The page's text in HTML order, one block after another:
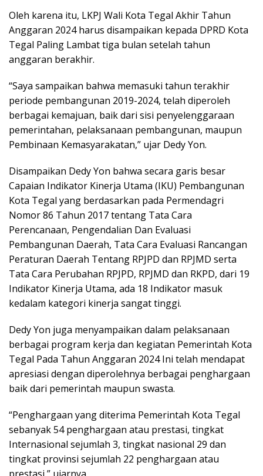
Oleh karena itu, LKPJ Wali Kota Tegal Akhir Tahun
Anggaran 2024 harus disampaikan kepada DPRD Kota
Tegal Paling Lambat tiga bulan setelah tahun
anggaran berakhir.
“Saya sampaikan bahwa memasuki tahun terakhir
periode pembangunan 2019-2024, telah diperoleh
berbagai kemajuan, baik dari sisi penyelenggaraan
pemerintahan, pelaksanaan pembangunan, maupun
Pembinaan Kemasyarakatan,” ujar Dedy Yon.
Disampaikan Dedy Yon bahwa secara garis besar
Capaian Indikator Kinerja Utama (IKU) Pembangunan
Kota Tegal yang berdasarkan pada Permendagri
Nomor 86 Tahun 2017 tentang Tata Cara
Perencanaan, Pengendalian Dan Evaluasi
Pembangunan Daerah, Tata Cara Evaluasi Rancangan
Peraturan Daerah Tentang RPJPD dan RPJMD serta
Tata Cara Perubahan RPJPD, RPJMD dan RKPD, dari 19
Indikator Kinerja Utama, ada 18 Indikator masuk
kedalam kategori kinerja sangat tinggi.
Dedy Yon juga menyampaikan dalam pelaksanaan
berbagai program kerja dan kegiatan Pemerintah Kota
Tegal Pada Tahun Anggaran 2024 Ini telah mendapat
apresiasi dengan diperolehnya berbagai penghargaan
baik dari pemerintah maupun swasta.
“Penghargaan yang diterima Pemerintah Kota Tegal
sebanyak 54 penghargaan atau prestasi, tingkat
Internasional sejumlah 3, tingkat nasional 29 dan
tingkat provinsi sejumlah 22 penghargaan atau